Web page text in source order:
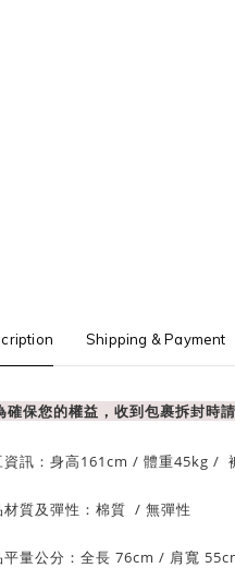
Shipping & Payment
保您的權益，收到包裹拆封時
訊： 身高161cm / 體重45kg /
材質及彈性：棉質 / 無彈性
平量公分：全長 76cm / 肩寬 55